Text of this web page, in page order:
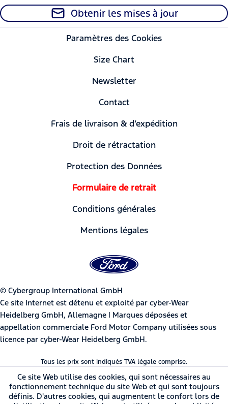
Obtenir les mises à jour
Paramètres des Cookies
Size Chart
Newsletter
Contact
Frais de livraison & d’expédition
Droit de rétractation
Protection des Données
Formulaire de retrait
Conditions générales
Mentions légales
© Cybergroup International GmbH
Ce site Internet est détenu et exploité par cyber-Wear
Heidelberg GmbH, Allemagne | Marques déposées et
appellation commerciale Ford Motor Company utilisées sous
licence par cyber-Wear Heidelberg GmbH.
Tous les prix sont indiqués TVA légale comprise.
Ce site Web utilise des cookies, qui sont nécessaires au
fonctionnement technique du site Web et qui sont toujours
définis. D'autres cookies, qui augmentent le confort lors de